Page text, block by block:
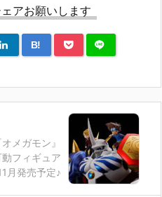
アお願いします
B!
メガモン』
フィギュア
月発売予定♪